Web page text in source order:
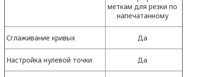
меткам для резки по
напечатанному
Сглаживание кривых Да
Настройка нулевой точки Да